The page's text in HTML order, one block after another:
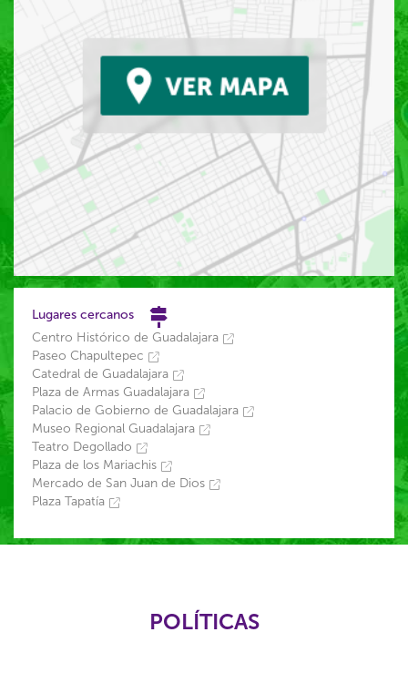
Lugares cercanos
Centro Histórico de Guadalajara
Paseo Chapultepec
Catedral de Guadalajara
Plaza de Armas Guadalajara
Palacio de Gobierno de Guadalajara
Museo Regional Guadalajara
Teatro Degollado
Plaza de los Mariachis
Mercado de San Juan de Dios
Plaza Tapatía
POLÍTICAS